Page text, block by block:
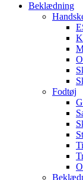
Beklædning
Fodtøj